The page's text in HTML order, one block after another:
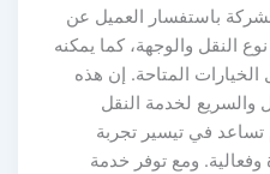
باستفسار العميل عن
النقل والوجهة، كما يمكنه
المتاحة. إن هذه
لخدمة النقل
في تيسير تجربة
وفعالية. ومع توفر خدمة